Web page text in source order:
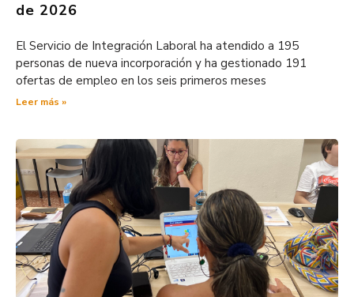
de 2026
El Servicio de Integración Laboral ha atendido a 195
personas de nueva incorporación y ha gestionado 191
ofertas de empleo en los seis primeros meses
Leer más »